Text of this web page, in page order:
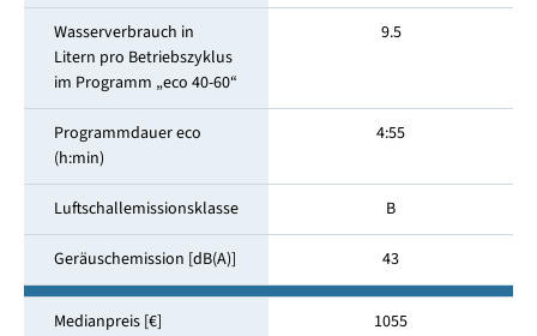
Wasserverbrauch in
Litern pro Betriebszyklus
im Programm „eco 40-60“
9.5
Programmdauer eco
(h:min)
4:55
Luftschallemissionsklasse B
Geräuschemission [dB(A)] 43
Medianpreis [€] 1055